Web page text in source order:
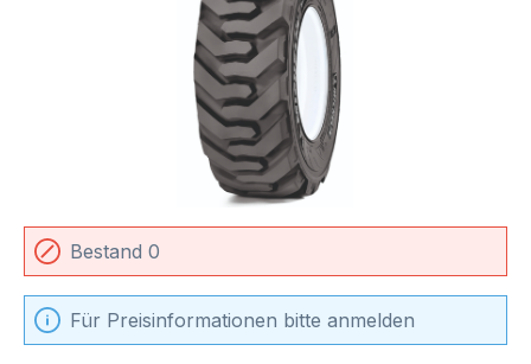
Bestand 0
Für Preisinformationen bitte anmelden